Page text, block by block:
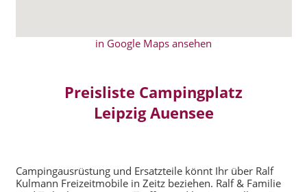
in Google Maps ansehen
Preisliste Campingplatz
Leipzig Auensee
Campingausrüstung und Ersatzteile könnt Ihr über Ralf
Kulmann Freizeitmobile in Zeitz beziehen. Ralf & Familie